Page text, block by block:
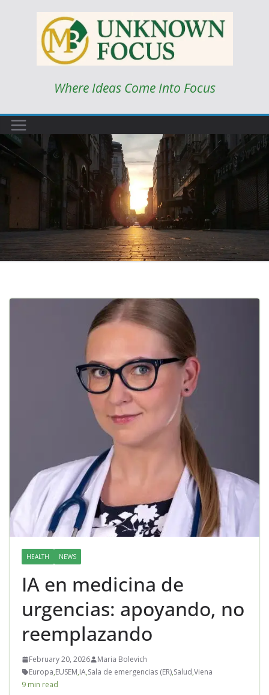
Where Ideas Come Into Focus
HEALTH NEWS
IA en medicina de
urgencias: apoyando, no
reemplazando
February 20, 2026
Maria Bolevich
Europa,EUSEM,IA,Sala de emergencias (ER),Salud,Viena
9 min read